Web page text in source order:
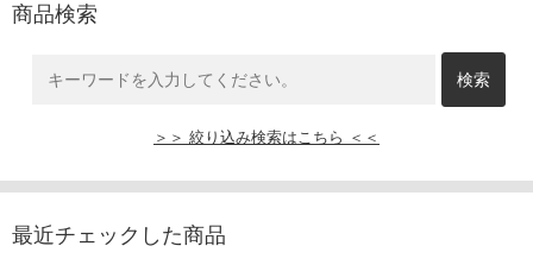
商品検索
＞＞ 絞り込み検索はこちら ＜＜
最近チェックした商品